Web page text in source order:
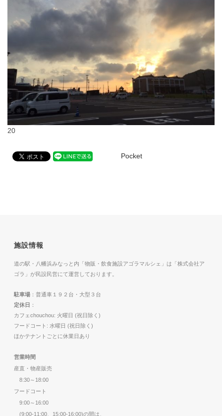
20
Pocket
施設情報
道の駅・八幡浜みなっと内「物販・飲食施設アゴラマルシェ」は「株式会社ア
ゴラ」が民設民営にて運営しております。
駐車場 ：普通車１９２台・大型３台
定休日 ：
カフェchouchou: 火曜日 (祝日除く)
フードコート: 水曜日 (祝日除く)
ほかテナントごとに休業日あり
営業時間
産直・物産販売
8:30～18:00
フードコート
9:00～16:00
(9:00-11:00、15:00-16:00)の間は、